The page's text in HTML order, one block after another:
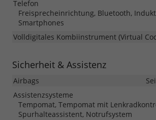
Telefon
Freisprecheinrichtung, Bluetooth,
Smartphones
Volldigitales Kombiinstrument (Virtual
Sicherheit & Assistenz
Airbags
Assistenzsysteme
Tempomat, Tempomat mit
Spurhalteassistent, Notrufsystem